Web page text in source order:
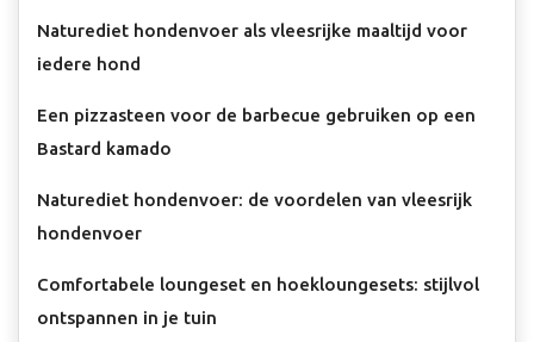
Naturediet hondenvoer als vleesrijke maaltijd voor
iedere hond
Een pizzasteen voor de barbecue gebruiken op een
Bastard kamado
Naturediet hondenvoer: de voordelen van vleesrijk
hondenvoer
Comfortabele loungeset en hoekloungesets: stijlvol
ontspannen in je tuin